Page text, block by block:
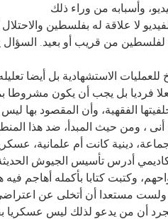
لا علاقة له بفلسطين والاحتلال
من قريب أو بعيد.
للعمليات الاستشهادية بل أيضا
فرديا بل يجب أن يكون مشروطا
الفقهية، وأن المقصود بها
أنى ، ومن حيث المبدأ، ضد هذا
دينية كانت أم علمانية،
أدرس تأسيس الجيوش الحديثة
وكتبت كتابا بأكمله أهاجم فيه
ولست مستعدا أن أتخلى عن